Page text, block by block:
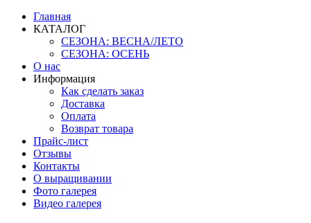
Главная
КАТАЛОГ
СЕЗОНА: ВЕСНА/ЛЕТО
СЕЗОНА: ОСЕНЬ
О нас
Информация
Как сделать заказ
Доставка
Оплата
Возврат товара
Прайс-лист
Отзывы
Контакты
О выращивании
Фото галерея
Видео галерея